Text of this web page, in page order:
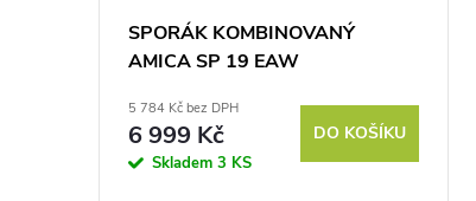
SPORÁK KOMBINOVANÝ
AMICA SP 19 EAW
5 784 Kč bez DPH
6 999 Kč
Skladem 3 KS
DO KOŠÍKU